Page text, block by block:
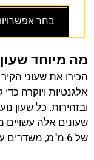
בחר
מה מיוחד
הכירו את שעוני
אלגנטיות ויוקרה
ובזהירות. כל שעון
שעונים אלה עשויים
של 6 מ"מ, משדרים עמידות ותחכום.